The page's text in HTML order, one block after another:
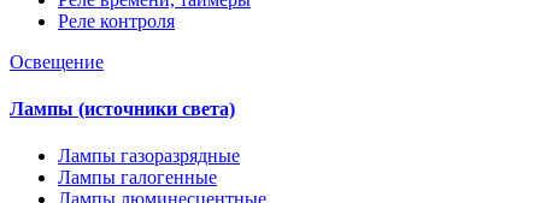
Реле контроля
Освещение
Лампы (источники света)
Лампы газоразрядные
Лампы галогенные